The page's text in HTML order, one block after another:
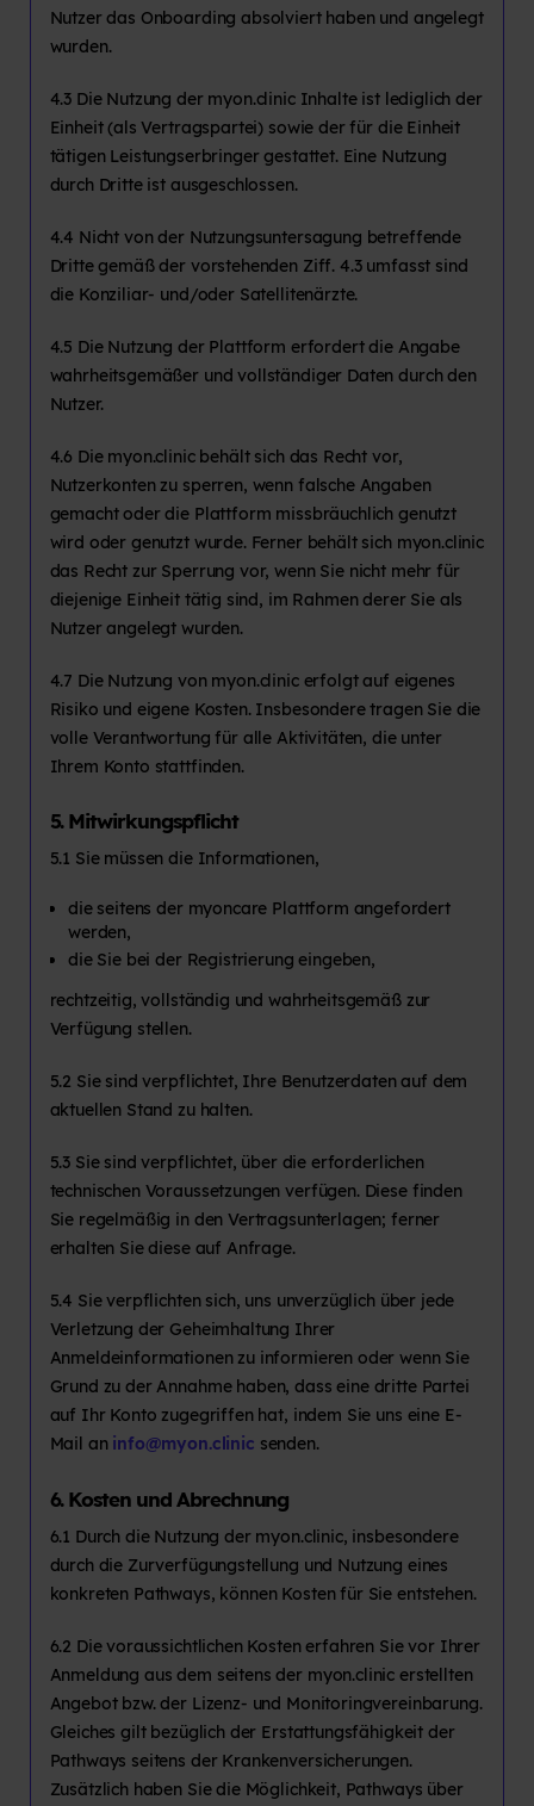
Nutzer das Onboarding absolviert haben und angelegt
wurden.
4.3 Die Nutzung der myon.clinic Inhalte ist lediglich der
Einheit (als Vertragspartei) sowie der für die Einheit
tätigen Leistungserbringer gestattet. Eine Nutzung
durch Dritte ist ausgeschlossen.
4.4 Nicht von der Nutzungsuntersagung betreffende
Dritte gemäß der vorstehenden Ziff. 4.3 umfasst sind
die Konziliar- und/oder Satellitenärzte.
4.5 Die Nutzung der Plattform erfordert die Angabe
wahrheitsgemäßer und vollständiger Daten durch den
Nutzer.
4.6 Die myon.clinic behält sich das Recht vor,
Nutzerkonten zu sperren, wenn falsche Angaben
gemacht oder die Plattform missbräuchlich genutzt
wird oder genutzt wurde. Ferner behält sich myon.clinic
das Recht zur Sperrung vor, wenn Sie nicht mehr für
diejenige Einheit tätig sind, im Rahmen derer Sie als
Nutzer angelegt wurden.
4.7 Die Nutzung von myon.clinic erfolgt auf eigenes
Risiko und eigene Kosten. Insbesondere tragen Sie die
volle Verantwortung für alle Aktivitäten, die unter
Ihrem Konto stattfinden.
5. Mitwirkungspflicht
5.1 Sie müssen die Informationen,
die seitens der myoncare Plattform angefordert
werden,
die Sie bei der Registrierung eingeben,
rechtzeitig, vollständig und wahrheitsgemäß zur
Verfügung stellen.
5.2 Sie sind verpflichtet, Ihre Benutzerdaten auf dem
aktuellen Stand zu halten.
5.3 Sie sind verpflichtet, über die erforderlichen
technischen Voraussetzungen verfügen. Diese finden
Sie regelmäßig in den Vertragsunterlagen; ferner
erhalten Sie diese auf Anfrage.
5.4 Sie verpflichten sich, uns unverzüglich über jede
Verletzung der Geheimhaltung Ihrer
Anmeldeinformationen zu informieren oder wenn Sie
Grund zu der Annahme haben, dass eine dritte Partei
auf Ihr Konto zugegriffen hat, indem Sie uns eine E-
Mail an info@myon.clinic senden.
6. Kosten und Abrechnung
6.1 Durch die Nutzung der myon.clinic, insbesondere
durch die Zurverfügungstellung und Nutzung eines
konkreten Pathways, können Kosten für Sie entstehen.
6.2 Die voraussichtlichen Kosten erfahren Sie vor Ihrer
Anmeldung aus dem seitens der myon.clinic erstellten
Angebot bzw. der Lizenz- und Monitoringvereinbarung.
Gleiches gilt bezüglich der Erstattungsfähigkeit der
Pathways seitens der Krankenversicherungen.
Zusätzlich haben Sie die Möglichkeit, Pathways über